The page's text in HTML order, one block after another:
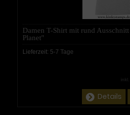
Damen T-Shirt mit rund
Planet"
Lieferzeit: 5-7 Tage
Details